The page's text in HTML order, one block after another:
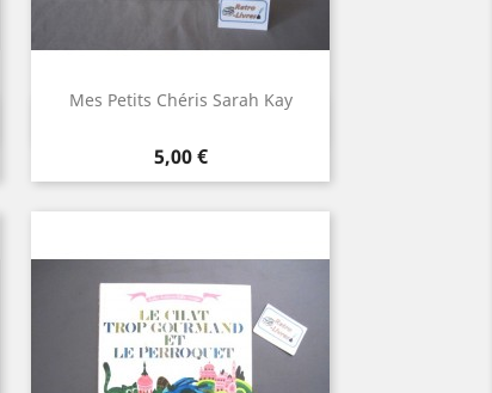
Mes Petits Chéris Sarah Kay
Prix
5,00 €